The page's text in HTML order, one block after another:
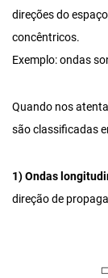
direções do
concêntricos.
Exemplo: ondas
Quando nos
são classificadas
1) Ondas
direção de